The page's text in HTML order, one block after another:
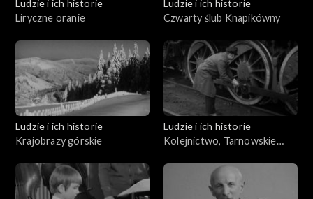
Ludzie i ich historie
Liryczne oranie
Ludzie i ich historie
Czwarty ślub Knapikówny
Ludzie i ich historie
Krajobrazy górskie
Ludzie i ich historie
Kolejnictwo, Tarnowskie